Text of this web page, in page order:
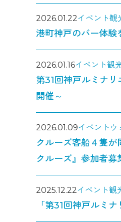
2026.01.22イベント観
港町神戸のバー体験
2026.01.16イベント観
第31回神戸ルミナ
開催～
2026.01.09イベント ウ
クルーズ客船４隻
クルーズ』参加者募
2025.12.22イベント観
「第31回神戸ルミ